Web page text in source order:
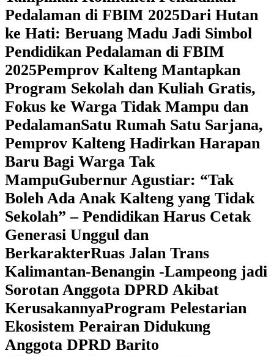
Pedalaman di FBIM 2025‎Dari Hutan
ke Hati: Beruang Madu Jadi Simbol
Pendidikan Pedalaman di FBIM
2025‎Pemprov Kalteng Mantapkan
Program Sekolah dan Kuliah Gratis,
Fokus ke Warga Tidak Mampu dan
Pedalaman‎Satu Rumah Satu Sarjana,
Pemprov Kalteng Hadirkan Harapan
Baru Bagi Warga Tak
Mampu‎Gubernur Agustiar: “Tak
Boleh Ada Anak Kalteng yang Tidak
Sekolah” – Pendidikan Harus Cetak
Generasi Unggul dan
BerkarakterRuas Jalan Trans
Kalimantan-Benangin -Lampeong jadi
Sorotan Anggota DPRD Akibat
KerusakannyaProgram Pelestarian
Ekosistem Perairan Didukung
Anggota DPRD Barito